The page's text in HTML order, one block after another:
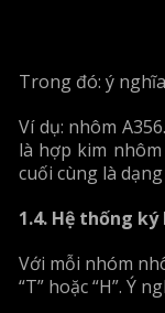
Trong đó: ý
Ví dụ: nhôm
là hợp kim
cuối cùng là
1.4. Hệ thống
Với mỗi nhóm
“T” hoặc “H”. Ý